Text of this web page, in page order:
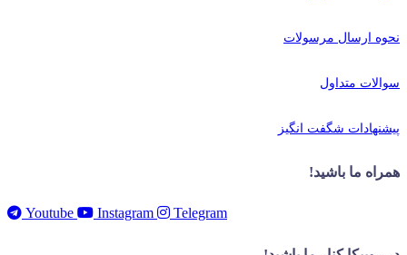
نحوه ارسال مرسولات
سوالات متداول
پیشنهادات شگفت انگیز
همراه ما باشید!
Youtube Instagram Telegram